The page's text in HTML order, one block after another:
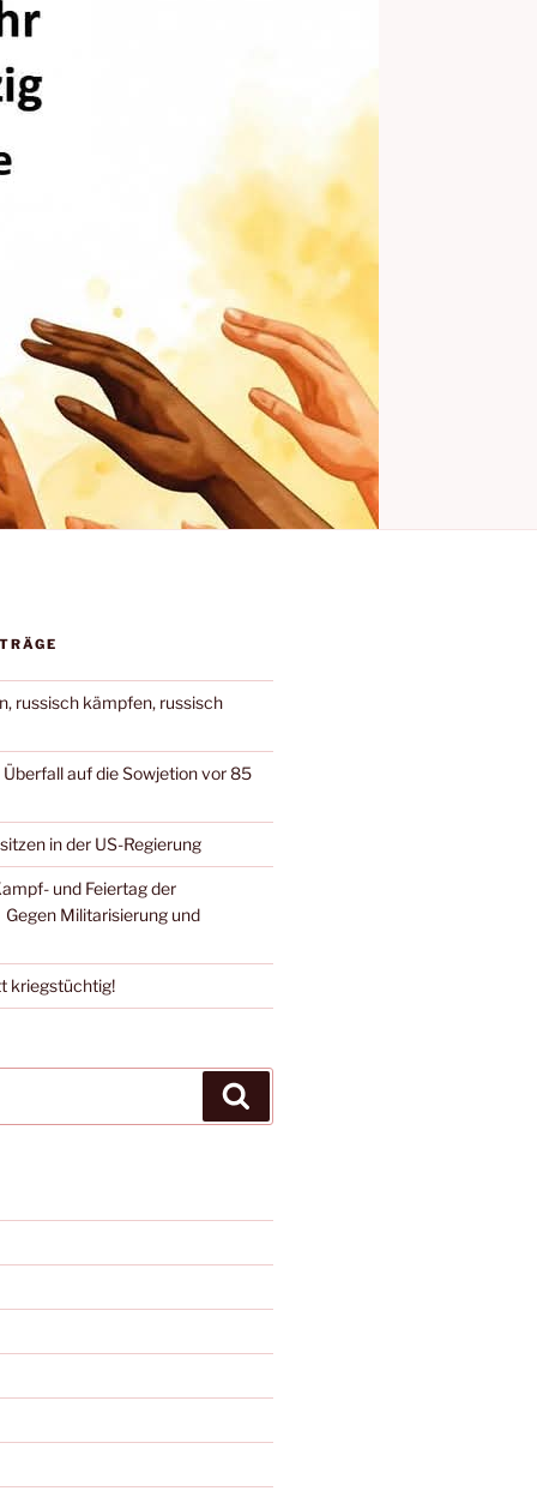
russisch kämpfen, russisch
auf die Sowjetion vor 85
in der US-Regierung
und Feiertag der
Militarisierung und
kriegstüchtig!